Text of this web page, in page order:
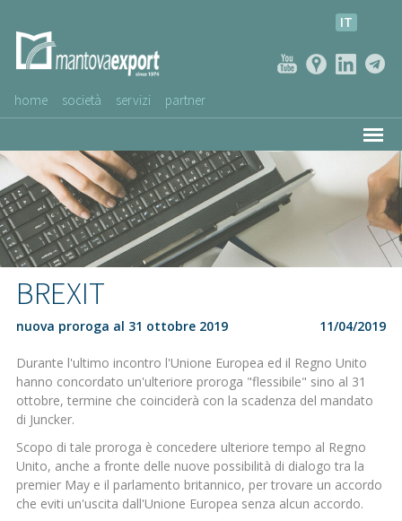
IT
home società servizi partner
AZIENDE CLIENTI
NEWS
VIDEO
SERVIZIO CLIENTI
BREXIT
nuova proroga al 31 ottobre 2019 11/04/2019
Durante l'ultimo incontro l'Unione Europea ed il Regno Unito
hanno concordato un'ulteriore proroga "flessibile" sino al 31
ottobre, termine che coinciderà con la scadenza del mandato
di Juncker.
Scopo di tale proroga è concedere ulteriore tempo al Regno
Unito, anche a fronte delle nuove possibilità di dialogo tra la
premier May e il parlamento britannico, per trovare un accordo
che eviti un'uscita dall'Unione Europea senza alcun accordo.